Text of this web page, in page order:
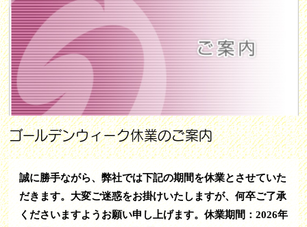
ゴールデンウィーク休業のご案内
誠に勝手ながら、弊社では下記の期間を休業とさせていた
だきます。大変ご迷惑をお掛けいたしますが、何卒ご了承
くださいますようお願い申し上げます。休業期間：2026年